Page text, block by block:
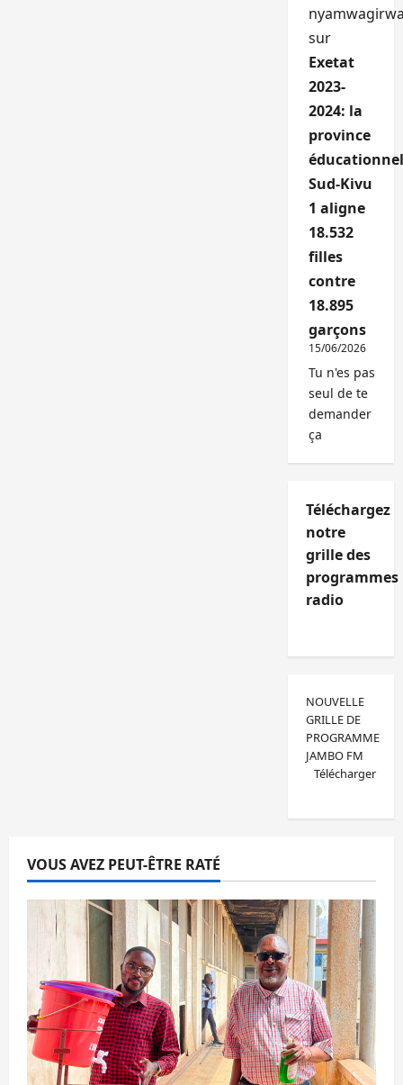
sur
Exetat
2023-
2024: la
province
Sud-Kivu
1 aligne
18.532
filles
contre
18.895
garçons
15/06/2026
Tu n'es pas
seul de te
demander
ça
Téléchargez
notre
grille des
programmes
radio
NOUVELLE
GRILLE DE
PROGRAMME
JAMBO FM
Télécharger
VOUS AVEZ PEUT-ÊTRE RATÉ